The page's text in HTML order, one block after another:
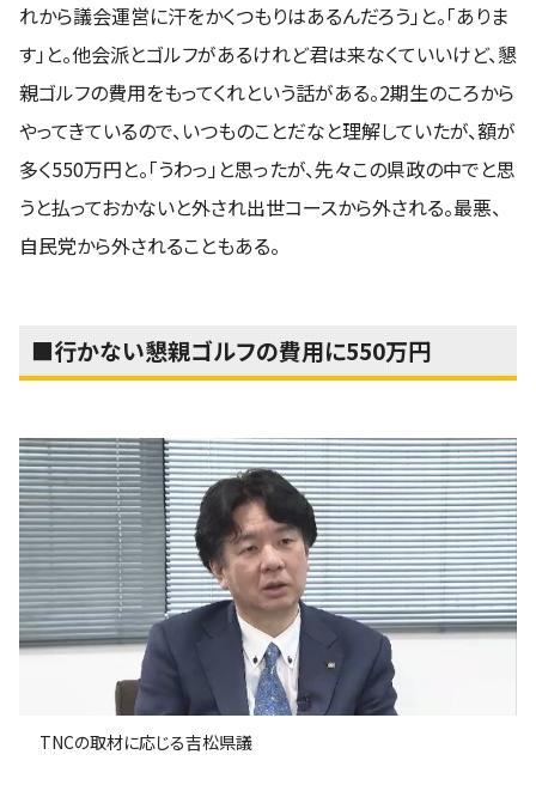
れから議会運営に汗をかくつもりはあるんだろう」と。「ありま
す」と。他会派とゴルフがあるけれど君は来なくていいけど、懇
親ゴルフの費用をもってくれという話がある。2期生のころから
やってきているので、いつものことだなと理解していたが、額が
多く550万円と。「うわっ」と思ったが、先々この県政の中でと思
うと払っておかないと外され出世コースから外される。最悪、
自民党から外されることもある。
■行かない懇親ゴルフの費用に550万円
TNCの取材に応じる吉松県議